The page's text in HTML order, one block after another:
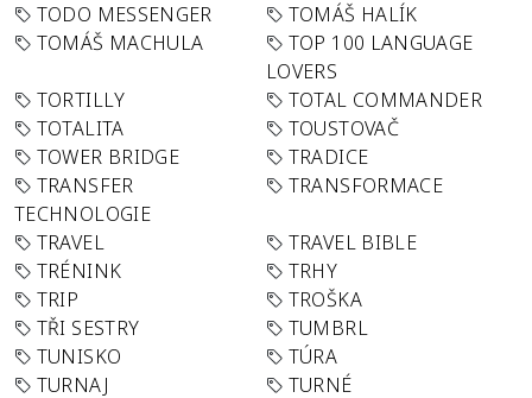
TODO MESSENGER
TOMÁŠ HALÍK
TOMÁŠ MACHULA
TOP 100 LANGUAGE
LOVERS
TORTILLY
TOTAL COMMANDER
TOTALITA
TOUSTOVAČ
TOWER BRIDGE
TRADICE
TRANSFER
TECHNOLOGIE
TRANSFORMACE
TRAVEL
TRAVEL BIBLE
TRÉNINK
TRHY
TRIP
TROŠKA
TŘI SESTRY
TUMBRL
TUNISKO
TÚRA
TURNAJ
TURNÉ